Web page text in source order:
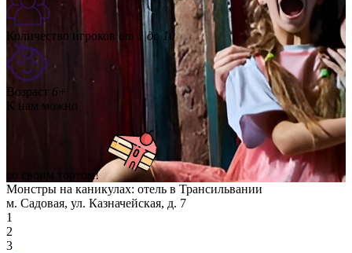
Количество игроков от 1 до 10
Возраст 6+
К нам можно
со своим тортом!
Монстры на каникулах: отель в Трансильвании
м. Садовая, ул. Казначейская, д. 7
1
2
3